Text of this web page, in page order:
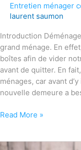
Entretien ménager
laurent saumon
Introduction
grand ménage. En
boîtes afin de vider
avant de quitter. En
ménages, car avant
nouvelle demeure a
Read More »
Liste